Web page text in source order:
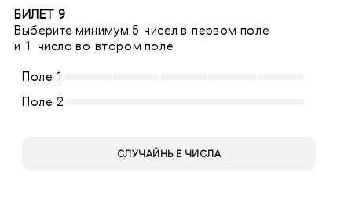
БИЛЕТ 9
Выберите минимум 5 чисел в первом поле
и 1 число во втором поле
Поле 1
Поле 2
СЛУЧАЙНЫЕ ЧИСЛА